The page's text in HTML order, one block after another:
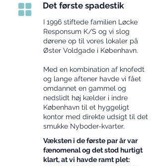
Det første spadestik
I 1996 stiftede familien Løcke
Responsum K/S og vi slog
dørene op til vores lokaler på
Øster Voldgade i København.
Med en kombination af knofedt
og lange aftener havde vi fået
omdannet en gammel og
nedslidt høj kælder i indre
København til et hyggeligt
kontor med direkte udsigt til det
smukke Nyboder-kvarter.
Væksten i de første par år var
fænomenal og det stod hurtigt
klart, at vi havde ramt plet: